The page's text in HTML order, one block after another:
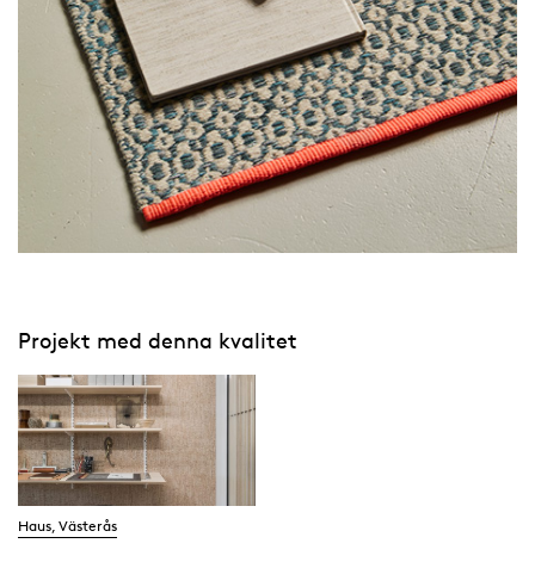
Projekt med denna kvalitet
Haus, Västerås